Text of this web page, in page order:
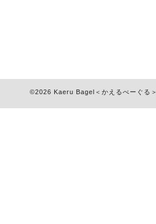
©2026 Kaeru Bagel＜かえるべーぐる＞